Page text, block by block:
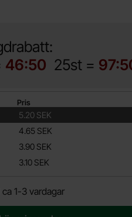
46:50 25st =
Pris
5.20 SEK
4.65 SEK
3.90 SEK
3.10 SEK
1-3 vardagar